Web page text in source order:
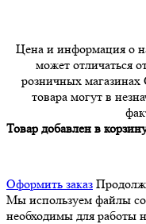
Цена и информация о
может отличаться
розничных
товара могут в
Товар добавлен в
Оформить заказ
Мы используем файлы
необходимы для работы